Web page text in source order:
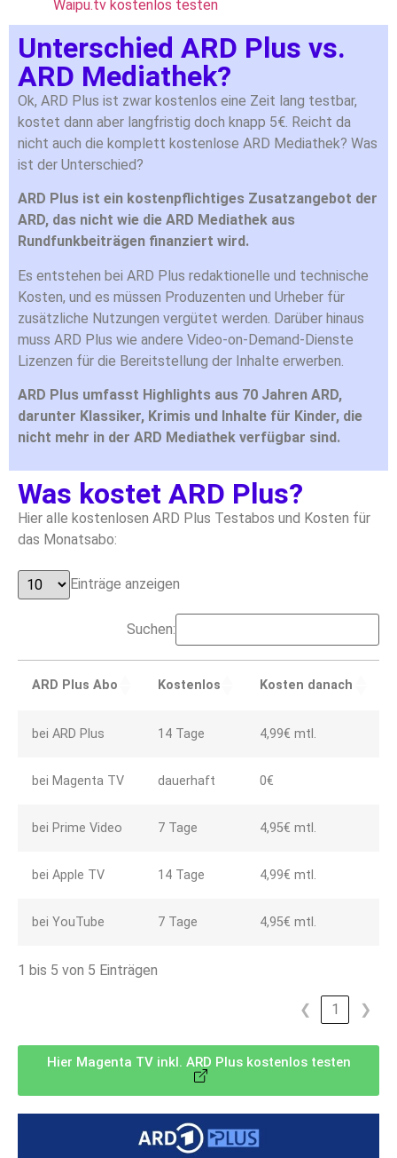
Waipu.tv kostenlos testen
Unterschied ARD Plus vs.
ARD Mediathek?
Ok, ARD Plus ist zwar kostenlos eine Zeit lang testbar,
kostet dann aber langfristig doch knapp 5€. Reicht da
nicht auch die komplett kostenlose ARD Mediathek? Was
ist der Unterschied?
ARD Plus ist ein kostenpflichtiges Zusatzangebot der
ARD, das nicht wie die ARD Mediathek aus
Rundfunkbeiträgen finanziert wird.
Es entstehen bei ARD Plus redaktionelle und technische
Kosten, und es müssen Produzenten und Urheber für
zusätzliche Nutzungen vergütet werden. Darüber hinaus
muss ARD Plus wie andere Video-on-Demand-Dienste
Lizenzen für die Bereitstellung der Inhalte erwerben.
ARD Plus umfasst Highlights aus 70 Jahren ARD,
darunter Klassiker, Krimis und Inhalte für Kinder, die
nicht mehr in der ARD Mediathek verfügbar sind.
Was kostet ARD Plus?
Hier alle kostenlosen ARD Plus Testabos und Kosten für
das Monatsabo:
Einträge anzeigen
Suchen:
ARD Plus Abo Kostenlos Kosten danach
bei ARD Plus 14 Tage 4,99€ mtl.
bei Magenta TV dauerhaft 0€
bei Prime Video 7 Tage 4,95€ mtl.
bei Apple TV 14 Tage 4,99€ mtl.
bei YouTube 7 Tage 4,95€ mtl.
1 bis 5 von 5 Einträgen
❮ 1 ❯
Hier Magenta TV inkl. ARD Plus kostenlos testen